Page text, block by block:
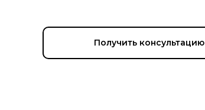
Получить консультацию